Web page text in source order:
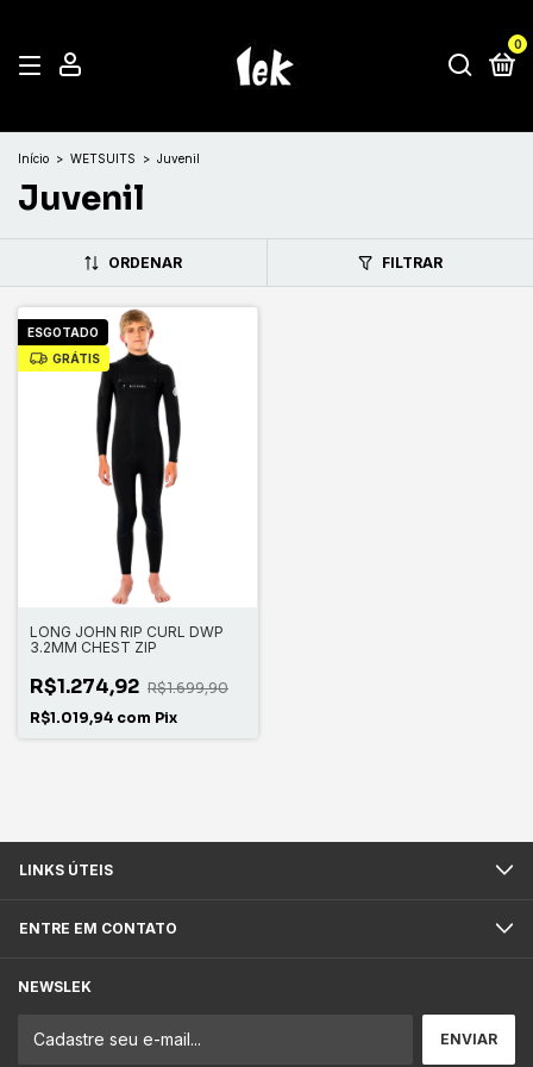
0
Início > WETSUITS > Juvenil
Juvenil
ORDENAR FILTRAR
ESGOTADO
GRÁTIS
LONG JOHN RIP CURL DWP
3.2MM CHEST ZIP
R$1.274,92 R$1.699,90
R$1.019,94 com Pix
LINKS ÚTEIS
ENTRE EM CONTATO
NEWSLEK